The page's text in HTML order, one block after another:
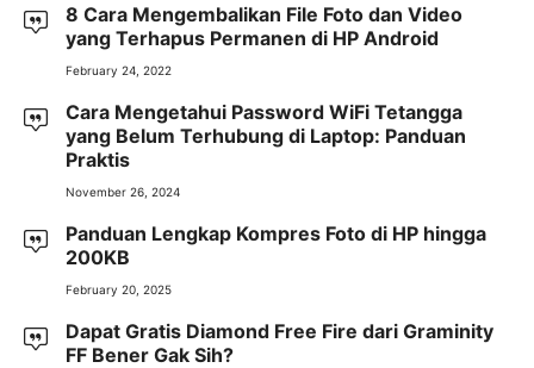
8 Cara Mengembalikan File Foto dan Video
yang Terhapus Permanen di HP Android
February 24, 2022
Cara Mengetahui Password WiFi Tetangga
yang Belum Terhubung di Laptop: Panduan
Praktis
November 26, 2024
Panduan Lengkap Kompres Foto di HP hingga
200KB
February 20, 2025
Dapat Gratis Diamond Free Fire dari Graminity
FF Bener Gak Sih?